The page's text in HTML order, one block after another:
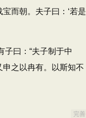
而朝。夫子曰：‘若是
曰：“夫子制于中
之以冉有。以斯知不
完善